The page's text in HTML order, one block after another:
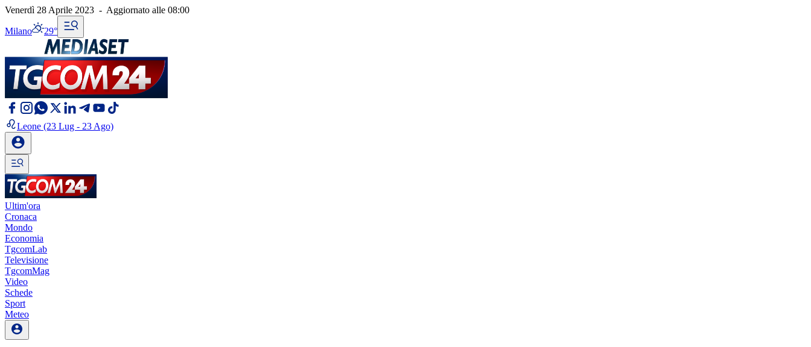
Venerdì 28 Aprile 2023 - Aggiornato alle 08:00
Milano 29°
Leone (23 Lug - 23 Ago)
Ultim'ora
Cronaca
Mondo
Economia
TgcomLab
Televisione
TgcomMag
Video
Schede
Sport
Meteo